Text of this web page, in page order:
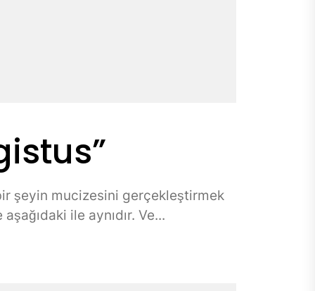
şeyin mucizesini gerçekleştirmek
ile aynıdır. Ve...